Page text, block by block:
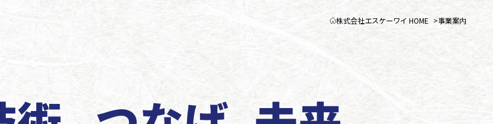
株式会社エスケーワイ HOME 事業案内